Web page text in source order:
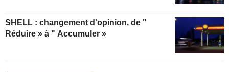
SHELL : changement d'opinion, de "
Réduire » à " Accumuler »